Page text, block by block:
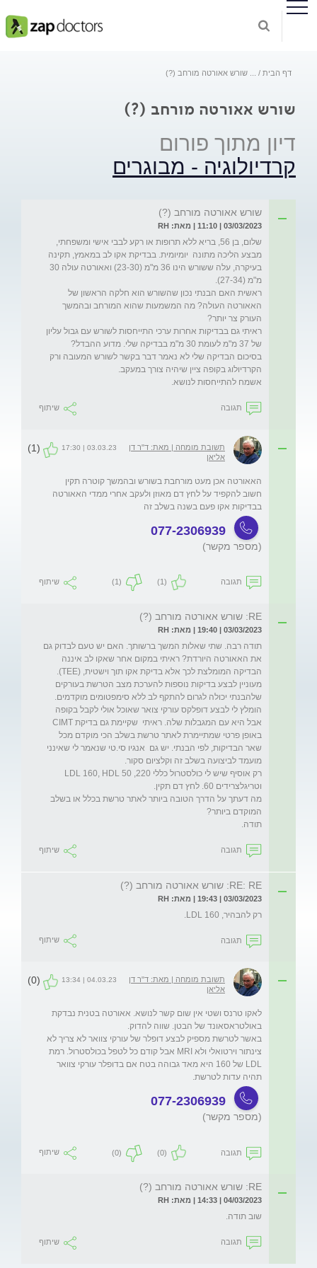
דף הבית שורש אאורטה מורחב (?)
שורש אאורטה מורחב (?)
דיון מתוך פורום
קרדיולוגיה - מבוגרים
שורש אאורטה מורחב (?)
03/03/2023 | 11:10 | מאת: RH
שלום, בן 56, בריא ללא תרופות או רקע לבבי אישי ומשפחתי,
מבצע הליכה מתונה  יומיומית. בבדיקת אקו לב במאמץ, תקינה
ראשית האם הבנתי נכון שהשורש הוא חלקה הראשון של
האאורטה העולה? מה המשמעות שהוא המורחב ובהמשך
ראיתי גם בבדיקות אחרות ערכי התייחסות לשורש עם גבול עליון
בסיכום הבדיקה שלי לא נאמר דבר בקשר לשורש המעובה ורק
אשמח להתייחסות לנושא.
תגובה שיתוף
תשובת מומחה | מאת: ד"ר דן
אליאן
03.03.23 | 17:30
(1)
חשוב להקפיד על לחץ דם מאוזן ולעקב אחרי ממדי האאורטה
בבדיקות אקו פעם בשנה בשלב זה
077-2306939
(מספר מקשר)
תגובה (1)
(1) שיתוף
RE: שורש אאורטה מורחב (?)
03/03/2023 | 19:40 | מאת: RH
תודה רבה. שתי שאלות המשך ברשותך. האם יש טעם לבדוק גם
את האאורטה היורדת? ראיתי במקום אחר שאקו לב איננה
מעוניין לבצע בדיקות נוספות להערכת מצב הטרשת בעורקים
שלהבנתי יכולה לגרום להתקף לב ללא סימפטומים מוקדמים.
הומלץ לי לבצע דופלקס עורקי צואר שאוכל אולי לקבל בקופה
באופן פרטי שמתיימרת לאתר טרשת בשלב הכי מוקדם מכל
שאר הבדיקות, לפי הבנתי. יש גם  אנגיו סי.טי שנאמר לי שאינני
מה דעתך על הדרך הטובה ביותר לאתר טרשת בכלל או בשלב
תודה.
תגובה שיתוף
RE: RE: שורש אאורטה מורחב (?)
03/03/2023 | 19:43 | מאת: RH
רק להבהיר, LDL 160.
תגובה שיתוף
תשובת מומחה | מאת: ד"ר דן
אליאן
04.03.23 | 13:34
(0)
לאקו טרנס ושטי אין שום קשר לנושא. אאורטה בטנית נבדקת
באשר לטרשת מספיק לבצע דופלר של עורקי צוואר לא צריך לא
צינתור וירטואלי ולא MRI אבל קודם כל לטפל בכולסטרול. רמת
LDL של 160 היא מאד גבוהה בטח אם בדופלר עורקי צוואר
תהיה עדות לטרשת.
077-2306939
(מספר מקשר)
תגובה (0)
(0) שיתוף
RE: שורש אאורטה מורחב (?)
04/03/2023 | 14:33 | מאת: RH
שוב תודה.
תגובה שיתוף